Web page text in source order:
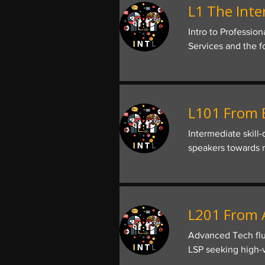
L1 The
Intro to
Services and the
L101 From
Intermediate
speakers towards
L201 From
Advanced Tech
LSP seeking